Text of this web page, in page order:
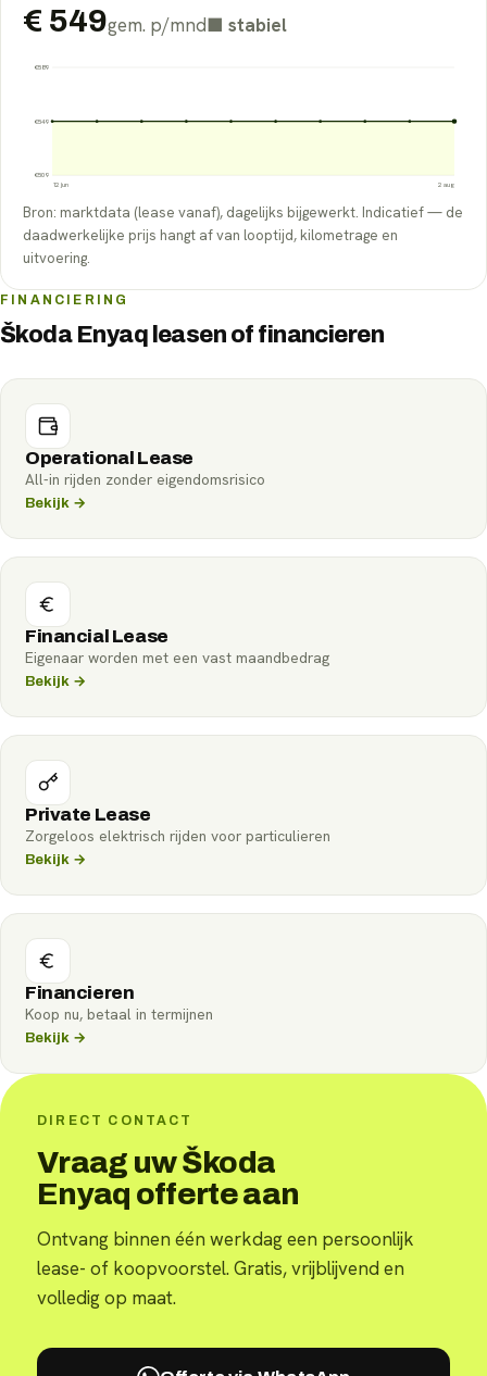
€ 549gem. p/mnd■ stabiel
€589
€549
€509
12 jun
2 aug
Bron: marktdata (lease vanaf), dagelijks bijgewerkt. Indicatief — de
daadwerkelijke prijs hangt af van looptijd, kilometrage en
uitvoering.
FINANCIERING
Škoda Enyaq leasen of financieren
Operational Lease
All-in rijden zonder eigendomsrisico
Bekijk →
Financial Lease
Eigenaar worden met een vast maandbedrag
Bekijk →
Private Lease
Zorgeloos elektrisch rijden voor particulieren
Bekijk →
Financieren
Koop nu, betaal in termijnen
Bekijk →
DIRECT CONTACT
Vraag uw Škoda
Enyaq offerte aan
Ontvang binnen één werkdag een persoonlijk
lease- of koopvoorstel. Gratis, vrijblijvend en
volledig op maat.